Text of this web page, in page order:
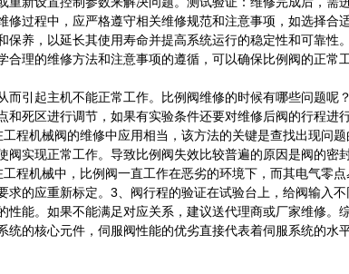
过程中，应严格遵守相关维修规范和注意事项，如选择合
养，以延长其使用寿命并提高系统运行的稳定性和可靠性
理的维修方法和注意事项的遵循，可以确保比例阀的正常
引起主机不能正常工作。比例阀维修的时候有哪些问题呢
死区进行调节，如果有实验条件还要对维修后阀的行程进
程机械阀的维修中应用相当，该方法的关键是查找出现问题
实现正常工作。导致比例阀失效比较普遍的原因是阀的密
程机械中，比例阀一直工作在恶劣的环境下，而其电气零
的应重新标定。3、阀行程的验证在试验台上，给阀输入
能。如果不能满足对应关系，建议送代理商或厂家维修。
的核心元件，伺服阀性能的优劣直接代表着伺服系统的水